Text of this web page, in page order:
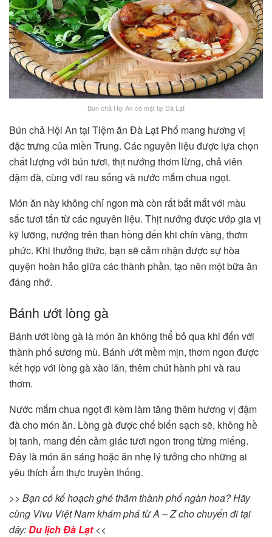
Bún chả Hội An có mặt tại Đà Lạt
Bún chả Hội An tại Tiệm ăn Đà Lạt Phố mang hương vị
đặc trưng của miền Trung. Các nguyên liệu được lựa chọn
chất lượng với bún tươi, thịt nướng thơm lừng, chả viên
đậm đà, cùng với rau sống và nước mắm chua ngọt.
Món ăn này không chỉ ngon mà còn rất bắt mắt với màu
sắc tươi tắn từ các nguyên liệu. Thịt nướng được ướp gia vị
kỹ lưỡng, nướng trên than hồng đến khi chín vàng, thơm
phức. Khi thưởng thức, bạn sẽ cảm nhận được sự hòa
quyện hoàn hảo giữa các thành phần, tạo nên một bữa ăn
đáng nhớ.
Bánh ướt lòng gà
Bánh ướt lòng gà là món ăn không thể bỏ qua khi đến với
thành phố sương mù. Bánh ướt mềm mịn, thơm ngon được
kết hợp với lòng gà xào lăn, thêm chút hành phi và rau
thơm.
Nước mắm chua ngọt đi kèm làm tăng thêm hương vị đậm
đà cho món ăn. Lòng gà được chế biến sạch sẽ, không hề
bị tanh, mang đến cảm giác tươi ngon trong từng miếng.
Đây là món ăn sáng hoặc ăn nhẹ lý tưởng cho những ai
yêu thích ẩm thực truyền thống.
>> Bạn có kế hoạch ghé thăm thành phố ngàn hoa? Hãy
cùng Vivu Việt Nam khám phá từ A – Z cho chuyến đi tại
đây:Du lịch Đà Lạt<<